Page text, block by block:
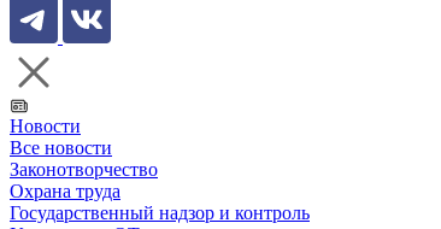
Новости
Все новости
Законотворчество
Охрана труда
Государственный надзор и контроль